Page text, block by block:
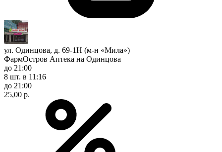
ул. Одинцова, д. 69-1Н (м-н «Мила»)
ФармОстров Аптека на Одинцова
до 21:00
8 шт. в 11:16
до 21:00
25,00 р.